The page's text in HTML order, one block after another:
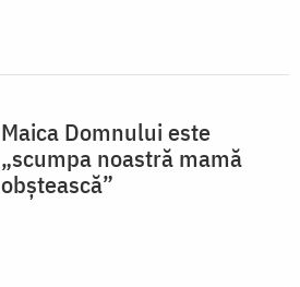
Maica Domnului este
„scumpa noastră mamă
obștească”